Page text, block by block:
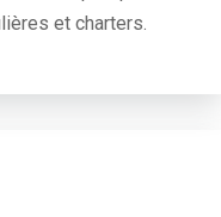
et charters.